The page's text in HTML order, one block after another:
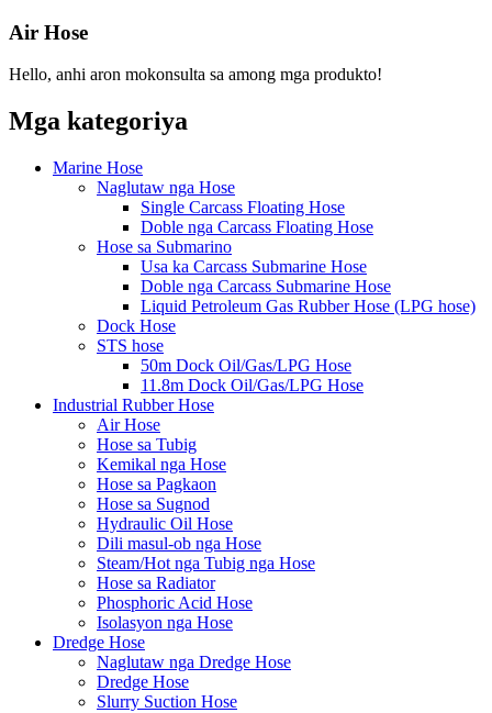
Air Hose
Hello, anhi aron mokonsulta sa among mga produkto!
Mga kategoriya
Marine Hose
Naglutaw nga Hose
Single Carcass Floating Hose
Doble nga Carcass Floating Hose
Hose sa Submarino
Usa ka Carcass Submarine Hose
Doble nga Carcass Submarine Hose
Liquid Petroleum Gas Rubber Hose (LPG hose)
Dock Hose
STS hose
50m Dock Oil/Gas/LPG Hose
11.8m Dock Oil/Gas/LPG Hose
Industrial Rubber Hose
Air Hose
Hose sa Tubig
Kemikal nga Hose
Hose sa Pagkaon
Hose sa Sugnod
Hydraulic Oil Hose
Dili masul-ob nga Hose
Steam/Hot nga Tubig nga Hose
Hose sa Radiator
Phosphoric Acid Hose
Isolasyon nga Hose
Dredge Hose
Naglutaw nga Dredge Hose
Dredge Hose
Slurry Suction Hose